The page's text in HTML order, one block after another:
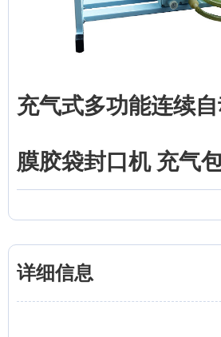
充气式多功能连续
膜胶袋封口机 充气
详细信息